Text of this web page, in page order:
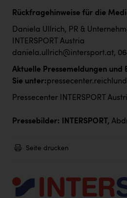
Rückfragehinweise für die
Daniela Ullrich, PR &
INTERSPORT Austria
daniela.ullrich@intersport.at,
Aktuelle Pressemeldungen
Sie unter:
Pressecenter INTERSPORT
Pressebilder: INTERSPORT,
Seite drucken